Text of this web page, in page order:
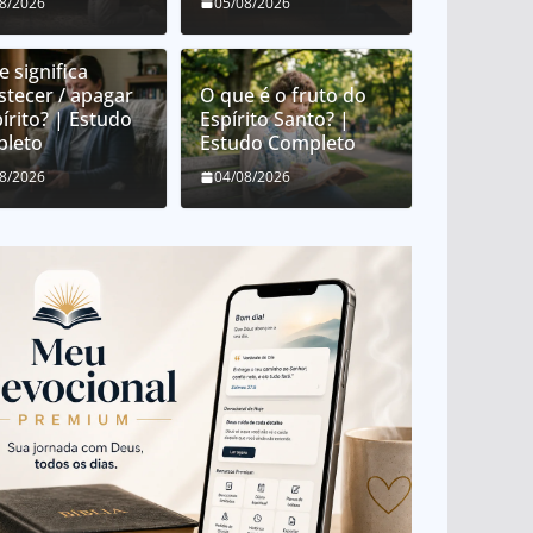
significa
/ apagar
| Estudo
2026
O que é o fruto do
Espírito Santo? |
Estudo Completo
04/08/2026